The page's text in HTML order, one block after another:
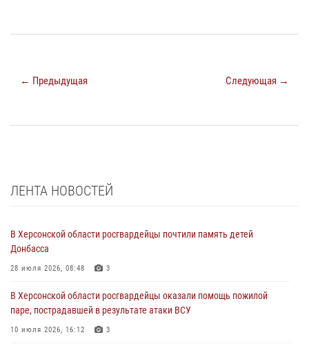
← Предыдущая Следующая →
ЛЕНТА НОВОСТЕЙ
В Херсонской области росгвардейцы почтили память детей
Донбасса
28 июля 2026, 08:48 3
В Херсонской области росгвардейцы оказали помощь пожилой
паре, пострадавшей в результате атаки ВСУ
10 июля 2026, 16:12 3